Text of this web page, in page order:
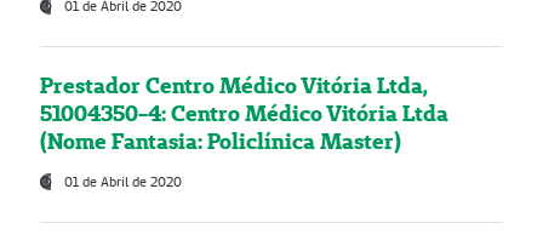
01 de Abril de 2020
Prestador Centro Médico Vitória Ltda,
51004350-4: Centro Médico Vitória Ltda
(Nome Fantasia: Policlínica Master)
01 de Abril de 2020